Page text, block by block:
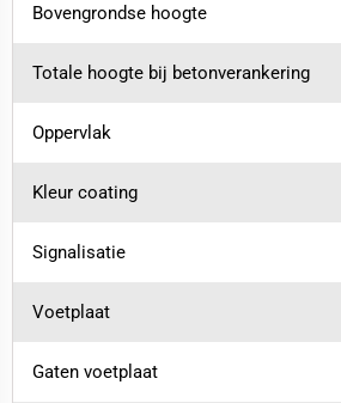
Bovengrondse hoogte
Totale hoogte bij betonverankering
Oppervlak
Kleur coating
Signalisatie
Voetplaat
Gaten voetplaat